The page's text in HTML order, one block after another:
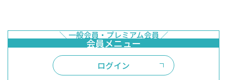
ログイン